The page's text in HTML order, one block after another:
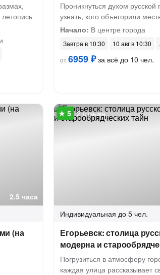
Проникнуться духом русской
узнать, кого объегорили
Начало: В центре города
Завтра в 10:30
10 авг в 10:30
от6959 ₽за всё до 10 чел.
2.5 часа
(на
2 отзыва
Индивидуальная до 5 чел.
Егорьевск: столица
модерна и
Погрузиться в атмосферу
каждая улица рассказывает